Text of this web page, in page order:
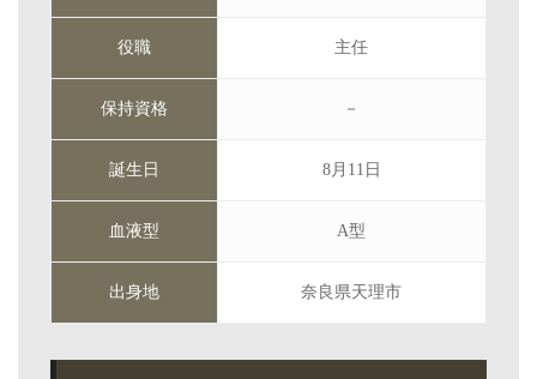
役職 主任
保持資格 －
誕生日 8月11日
血液型 A型
出身地 奈良県天理市